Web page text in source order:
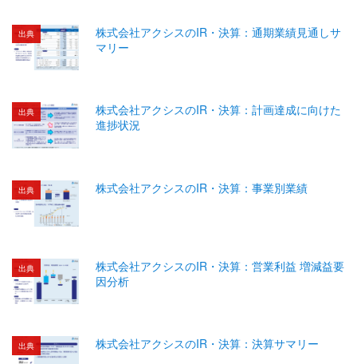
出典
株式会社アクシスのIR・決算：通期業績見通しサ
マリー
出典
株式会社アクシスのIR・決算：計画達成に向けた
進捗状況
出典 株式会社アクシスのIR・決算：事業別業績
出典
株式会社アクシスのIR・決算：営業利益 増減益要
因分析
出典 株式会社アクシスのIR・決算：決算サマリー